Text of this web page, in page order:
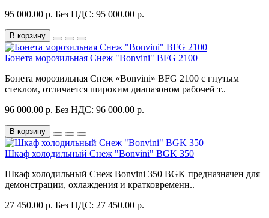
95 000.00 р. Без НДС: 95 000.00 р.
В корзину
Бонета морозильная Снеж "Bonvini" BFG 2100
Бонета морозильная Снеж «Bonvini» BFG 2100 с гнутым
стеклом, отличается широким диапазоном рабочей т..
96 000.00 р. Без НДС: 96 000.00 р.
В корзину
Шкаф холодильный Снеж "Bonvini" BGK 350
Шкаф холодильный Снеж Bonvini 350 BGK предназначен для
демонстрации, охлаждения и кратковременн..
27 450.00 р. Без НДС: 27 450.00 р.